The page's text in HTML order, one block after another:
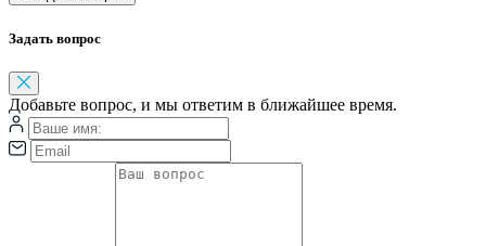
Задать вопрос
Добавьте вопрос, и мы ответим в ближайшее время.